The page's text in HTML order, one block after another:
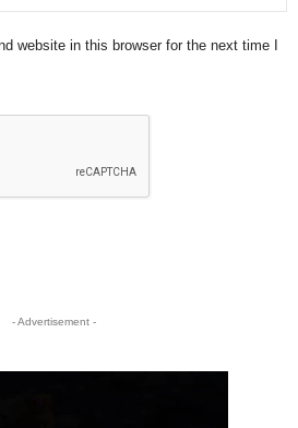
website in this browser for the next time I
- Advertisement -